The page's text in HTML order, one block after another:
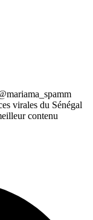
virales du Sénégal
contenu